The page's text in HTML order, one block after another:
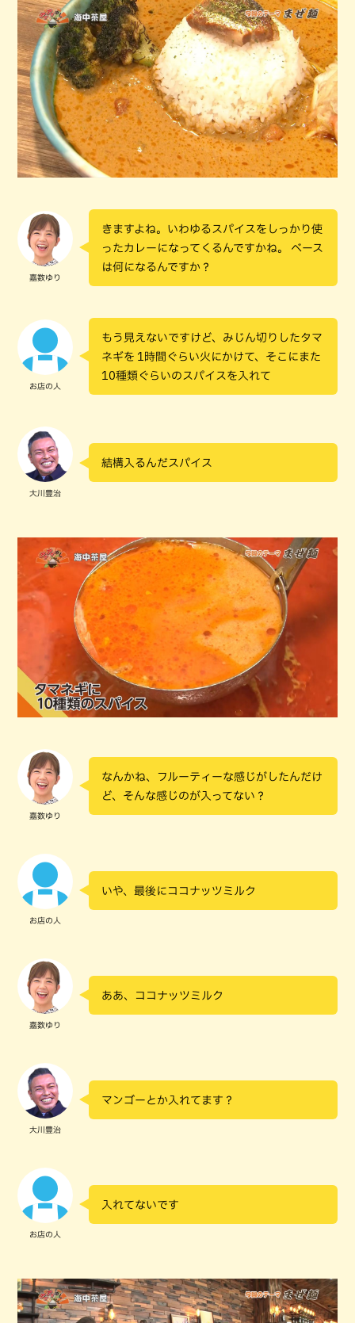
嘉数ゆり
きますよね。いわゆるスパイスをしっかり使
ったカレーになってくるんですかね。 ベース
は何になるんですか？
お店の人
もう見えないですけど、みじん切りしたタマ
ネギを 1時間ぐらい火にかけて、そこにまた
10種類ぐらいのスパイスを入れて
大川豊治
結構入るんだスパイス
嘉数ゆり
なんかね、フルーティーな感じがしたんだけ
ど、そんな感じのが入ってない？
お店の人
いや、最後にココナッツミルク
嘉数ゆり
ああ、ココナッツミルク
大川豊治
マンゴーとか入れてます？
お店の人
入れてないです